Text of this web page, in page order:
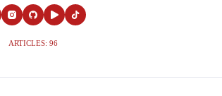
ARTICLES: 96